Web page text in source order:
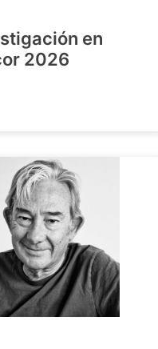
en
2026